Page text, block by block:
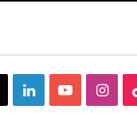
LinkedInYouTube